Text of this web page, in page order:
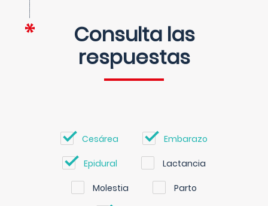
Consulta las
respuestas
Cesárea Embarazo
Epidural Lactancia
Molestia Parto